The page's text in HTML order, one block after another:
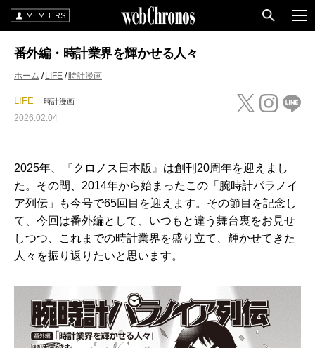
MEMBERS
番外編・時計業界を輝かせる人々
ホーム LIFE 時計漫画
LIFE 時計漫画
2026.02.04
2025年、『クロノス日本版』は創刊20周年を迎えまし
た。その間、2014年から始まったこの「腕時計パラノイ
ア列伝」も今号で65回目を迎えます。その節目を記念し
て、今回は番外編として、いつもと違う舞台裏をお見せ
しつつ、これまでの時計業界を盛り立て、輝かせてきた
人々を振り返りたいと思います。